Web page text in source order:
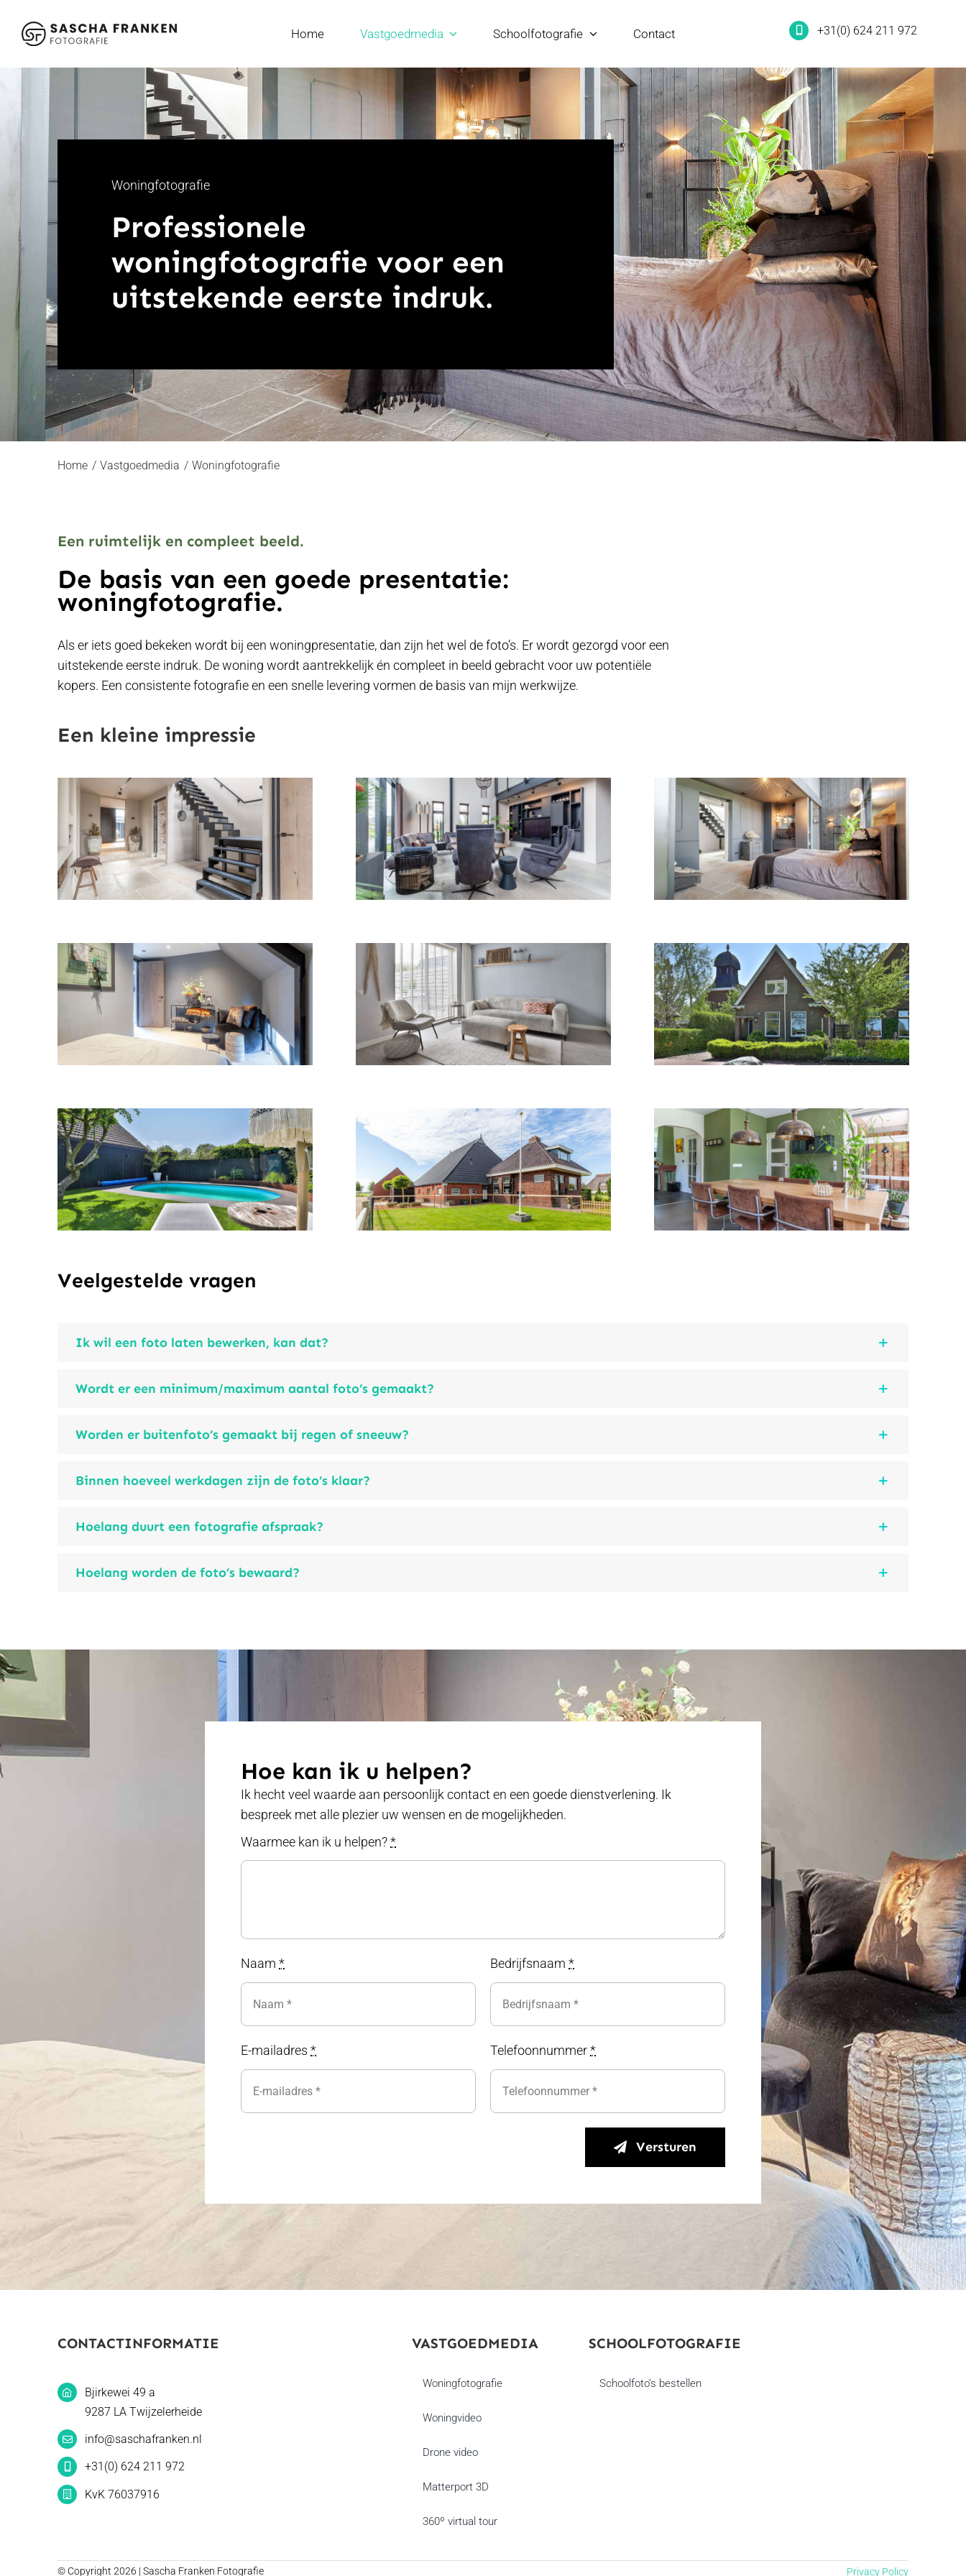
naar
inhoud
Home Vastgoedmedia Schoolfotografie Contact +31(0) 624 211 972
Woningfotografie
Professionele
woningfotografie voor een
uitstekende eerste indruk.
Home Vastgoedmedia Woningfotografie
Een ruimtelijk en compleet beeld.
De basis van een goede presentatie:
woningfotografie.
Als er iets goed bekeken wordt bij een woningpresentatie, dan zijn het wel de foto’s. Er wordt gezorgd voor een
uitstekende eerste indruk. De woning wordt aantrekkelijk én compleet in beeld gebracht voor uw potentiële
kopers. Een consistente fotografie en een snelle levering vormen de basis van mijn werkwijze.
Een kleine impressie
Veelgestelde vragen
Ik wil een foto laten bewerken, kan dat?
Wordt er een minimum/maximum aantal foto’s gemaakt?
Worden er buitenfoto’s gemaakt bij regen of sneeuw?
Binnen hoeveel werkdagen zijn de foto’s klaar?
Hoelang duurt een fotografie afspraak?
Hoelang worden de foto’s bewaard?
Hoe kan ik u helpen?
Ik hecht veel waarde aan persoonlijk contact en een goede dienstverlening. Ik
bespreek met alle plezier uw wensen en de mogelijkheden.
Waarmee kan ik u helpen?*
Naam*
E-mailadres*
Bedrijfsnaam*
Telefoonnummer*
Versturen
CONTACTINFORMATIE
Bjirkewei 49 a
9287 LA Twijzelerheide
info@saschafranken.nl
+31(0) 624 211 972
KvK 76037916
VASTGOEDMEDIA
Woningfotografie
Woningvideo
Drone video
Matterport 3D
360º virtual tour
SCHOOLFOTOGRAFIE
Schoolfoto’s bestellen
© Copyright 2026 | Sascha Franken Fotografie Privacy Policy